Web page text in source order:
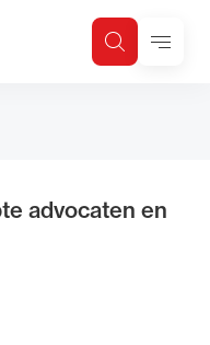
ZoekenMenu
advocaten en